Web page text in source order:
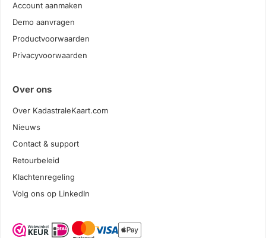
Account aanmaken
Demo aanvragen
Productvoorwaarden
Privacyvoorwaarden
Over ons
Over KadastraleKaart.com
Nieuws
Contact & support
Retourbeleid
Klachtenregeling
Volg ons op LinkedIn